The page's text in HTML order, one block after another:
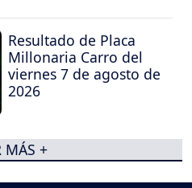
Resultado de Placa
Millonaria Carro del
viernes 7 de agosto de
2026
MÁS +